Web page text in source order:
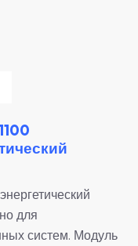
для
систем. Модуль